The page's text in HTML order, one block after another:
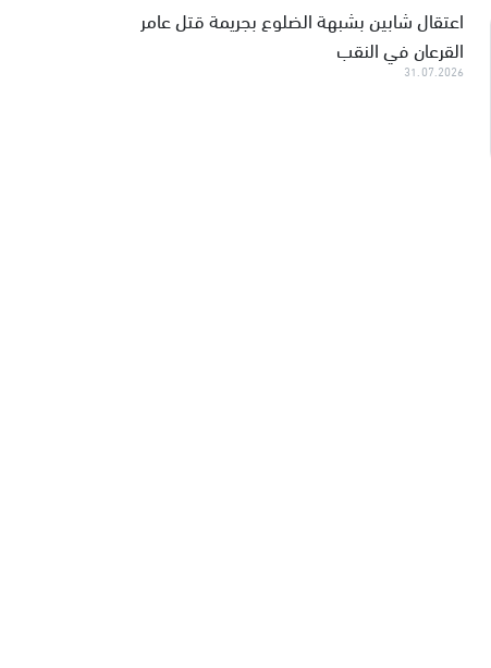
اعتقال شابين بشبهة الضلوع بجريمة قتل عامر
القرعان في النقب
31.07.2026